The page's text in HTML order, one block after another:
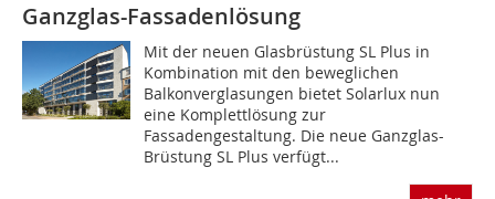
Ganzglas-Fassadenlösung
Mit der neuen Glasbrüstung SL Plus in
Kombination mit den beweglichen
Balkonverglasungen bietet Solarlux nun
eine Komplettlösung zur
Fassadengestaltung. Die neue Ganzglas-
Brüstung SL Plus verfügt...